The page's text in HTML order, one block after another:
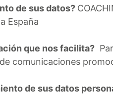
de sus datos?
España
que nos facilita?
comunicaciones
de sus datos